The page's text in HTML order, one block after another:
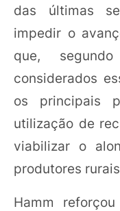
das últimas
impedir o
que,
considerados
os principais
utilização de
viabilizar o
produtores
Hamm